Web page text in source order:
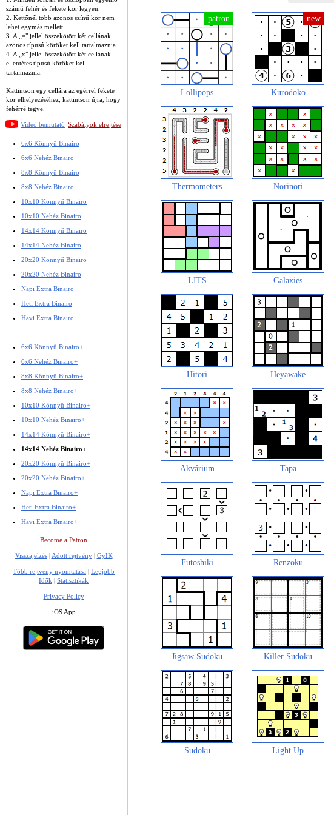
számú fehér és fekete kör legyen.
2. Kettőnél több azonos színű kör nem
lehet egymás mellett.
3. A „=" jellel összekötött két cellának
azonos típusú köröket kell tartalmaznia.
4. A „x" jellel összekötött két cellának
ellentétes típusú köröket kell
tartalmaznia.
Kattintson egy cellára az egérrel fekete
kör elhelyezéséhez, kattintson újra, hogy
fehérré tegye.
Videó bemutató Szabályok elrejtése
6x6 Könnyű Binairo
6x6 Nehéz Binairo
8x8 Könnyű Binairo
8x8 Nehéz Binairo
10x10 Könnyű Binairo
10x10 Nehéz Binairo
14x14 Könnyű Binairo
14x14 Nehéz Binairo
20x20 Könnyű Binairo
20x20 Nehéz Binairo
Napi Extra Binairo
Heti Extra Binairo
Havi Extra Binairo
6x6 Könnyű Binairo+
6x6 Nehéz Binairo+
8x8 Könnyű Binairo+
8x8 Nehéz Binairo+
10x10 Könnyű Binairo+
10x10 Nehéz Binairo+
14x14 Könnyű Binairo+
14x14 Nehéz Binairo+
20x20 Könnyű Binairo+
20x20 Nehéz Binairo+
Napi Extra Binairo+
Heti Extra Binairo+
Havi Extra Binairo+
Become a Patron
Visszajelzés| Adott rejtvény| GyIK
Több rejtvény nyomtatása | Legjobb
Idők | Statisztikák
Privacy Policy
iOS App
Lollipops Kurodoko
Thermometers Norinori
LITS Galaxies
Hitori Heyawake
Akvárium Tapa
Futoshiki Renzoku
Jigsaw Sudoku Killer Sudoku
Sudoku Light Up